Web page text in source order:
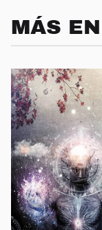
MÁS EN